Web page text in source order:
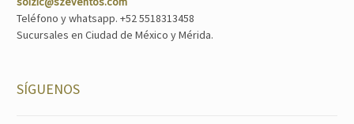
Teléfono y whatsapp. +52 5518313458
Sucursales en Ciudad de México y Mérida.
SÍGUENOS